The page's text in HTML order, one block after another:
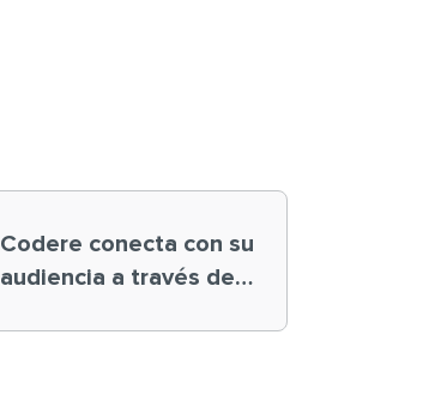
Codere conecta con su
audiencia a través de